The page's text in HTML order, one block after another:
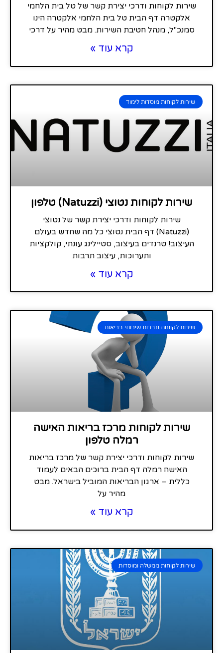
שירות לקוחות ודרכי יצירת קשר של טל בית הלחמי
אלקטרה דף הבית טל בית הלחמי אלקטרה הינו
סמנכ"ל, מנהל חטיבת השירות. מבט מהיר על דרכי
קרא עוד »
שירות לקוחות מוסדות לימוד
שירות לקוחות נטוצי (Natuzzi) טלפון
שירות לקוחות ודרכי יצירת קשר של נטוצי
(Natuzzi) דף הבית נטוצי כל מה שחדש בעולם
העיצוב! טרנדים בעיצוב, סטיילינג עונתי, קולקציות
ותערוכות, עיצוב תרבות
קרא עוד »
שירות לקוחות חברות שירותי בריאות
שירות לקוחות מרכז בריאות האישה
רמלה טלפון
שירות לקוחות ודרכי יצירת קשר של מרכז בריאות
האישה רמלה דף הבית ברוכים הבאים לעמוד
כללית – ארגון הבריאות המוביל בישראל. מבט
מהיר על
קרא עוד »
שירות לקוחות ממשלה ומוסדות